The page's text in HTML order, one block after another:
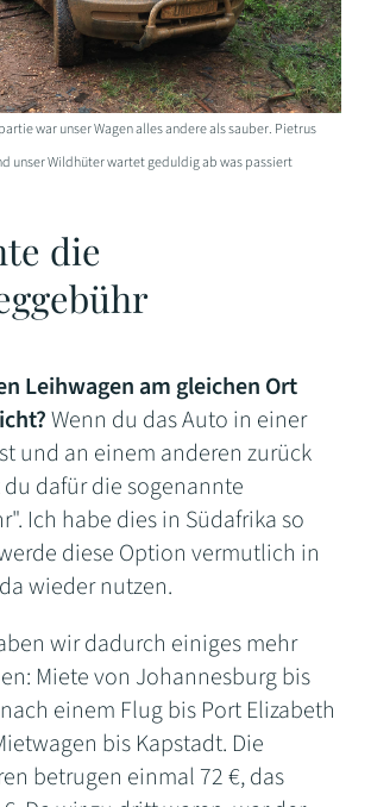
war unser Wagen alles andere als sauber. Pietrus
unser Wildhüter wartet geduldig ab was passiert
die
Leihwagen am gleichen Ort
Wenn du das Auto in einer
und an einem anderen zurück
dafür die sogenannte
Ich habe dies in Südafrika so
diese Option vermutlich in
wieder nutzen.
wir dadurch einiges mehr
Miete von Johannesburg bis
einem Flug bis Port Elizabeth
bis Kapstadt. Die
betrugen einmal 72 €, das